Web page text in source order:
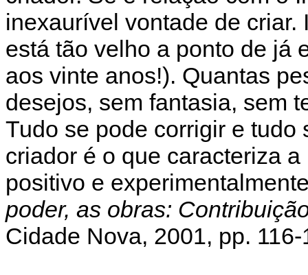
inexaurível vontade de
está tão velho a ponto de já
aos vinte anos!). Quantas
desejos, sem fantasia, sem
Tudo se pode corrigir e tudo
criador é o que caracteriza
positivo e
poder, as obras:
Cidade Nova, 2001, pp. 116-